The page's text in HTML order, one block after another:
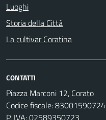
Luoghi
Storia della Città
La cultivar Coratina
CONTATTI
Piazza Marconi 12, Corato
Codice fiscale: 83001590724
P. IVA: 02589350723